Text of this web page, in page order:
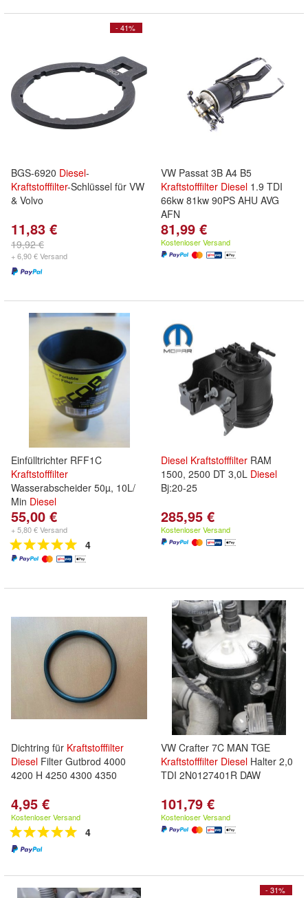
- 41%
BGS-6920 Diesel-
Kraftstofffilter-Schlüssel für VW
& Volvo
11,83 €
19,92 €
+ 6,90 € Versand
VW Passat 3B A4 B5
Kraftstofffilter Diesel 1.9 TDI
66kw 81kw 90PS AHU AVG
AFN
81,99 €
Kostenloser Versand
Einfülltrichter RFF1C
Kraftstofffilter
Wasserabscheider 50µ, 10L/
Min Diesel
55,00 €
+ 5,80 € Versand
4
Diesel Kraftstofffilter RAM
1500, 2500 DT 3,0L Diesel
Bj:20-25
285,95 €
Kostenloser Versand
Dichtring für Kraftstofffilter
Diesel Filter Gutbrod 4000
4200 H 4250 4300 4350
4,95 €
Kostenloser Versand
4
VW Crafter 7C MAN TGE
Kraftstofffilter Diesel Halter 2,0
TDI 2N0127401R DAW
101,79 €
Kostenloser Versand
- 31%